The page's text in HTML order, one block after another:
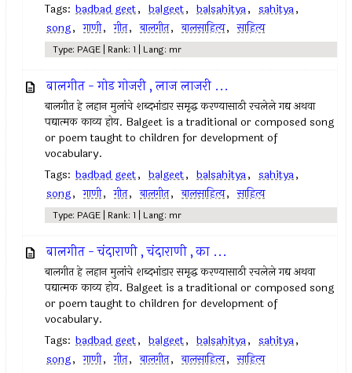
Tags: badbad geet, balgeet, balsahitya, sahitya,
song, गाणी, गीत, बालगीत, बालसाहित्य, साहित्य
Type: PAGE | Rank: 1 | Lang: mr
बालगीत - गोड गोजरी , लाज लाजरी ...
बालगीत हे लहान मुलांचे शब्दभांडार समृद्ध करण्यासाठी रचलेले गद्य अथवा
पद्यात्मक काव्य होय. Balgeet is a traditional or composed song
or poem taught to children for development of
vocabulary.
Tags: badbad geet, balgeet, balsahitya, sahitya,
song, गाणी, गीत, बालगीत, बालसाहित्य, साहित्य
Type: PAGE | Rank: 1 | Lang: mr
बालगीत - चंदाराणी , चंदाराणी , का ...
बालगीत हे लहान मुलांचे शब्दभांडार समृद्ध करण्यासाठी रचलेले गद्य अथवा
पद्यात्मक काव्य होय. Balgeet is a traditional or composed song
or poem taught to children for development of
vocabulary.
Tags: badbad geet, balgeet, balsahitya, sahitya,
song, गाणी, गीत, बालगीत, बालसाहित्य, साहित्य